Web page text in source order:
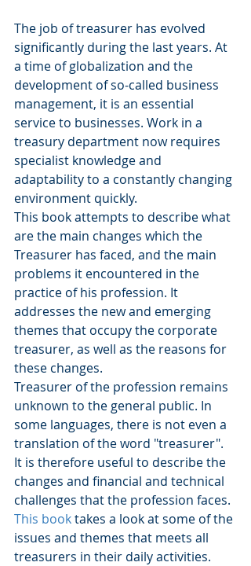
The job of treasurer has evolved
significantly during the last years. At
a time of globalization and the
development of so-called business
management, it is an essential
service to businesses. Work in a
treasury department now requires
specialist knowledge and
adaptability to a constantly changing
environment quickly.
This book attempts to describe what
are the main changes which the
Treasurer has faced, and the main
problems it encountered in the
practice of his profession. It
addresses the new and emerging
themes that occupy the corporate
treasurer, as well as the reasons for
these changes.
Treasurer of the profession remains
unknown to the general public. In
some languages, there is not even a
translation of the word "treasurer".
It is therefore useful to describe the
changes and financial and technical
challenges that the profession faces.
This book takes a look at some of the
issues and themes that meets all
treasurers in their daily activities.